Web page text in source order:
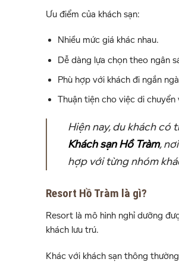
Ưu điểm của khách sạn:
Nhiều mức giá khác nhau.
Dễ dàng lựa chọn theo ngân
Phù hợp với khách đi ngắn
Thuận tiện cho việc di chuyển
Hiện nay, du khách có
Khách sạn Hồ Tràm,
hợp với từng nhóm
Resort Hồ Tràm là gì?
Resort là mô hình nghỉ dưỡng
khách lưu trú.
Khác với khách sạn thông